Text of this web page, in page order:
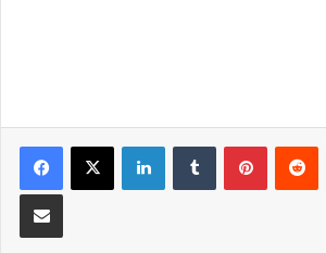
LinkedInTumblr
Partilhar Via Email